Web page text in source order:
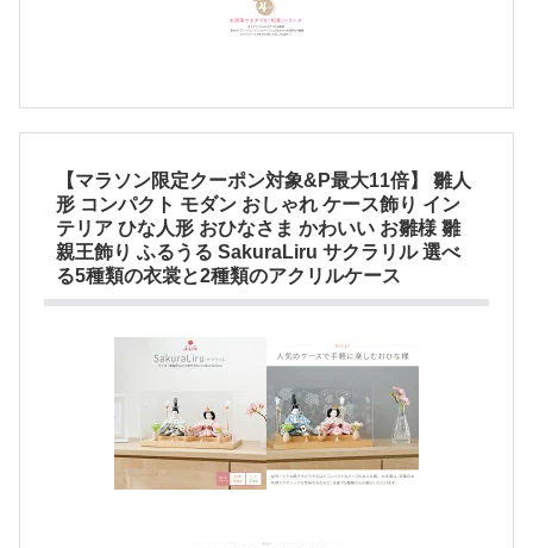
【マラソン限定クーポン対象&P最大11倍】 雛人
形 コンパクト モダン おしゃれ ケース飾り イン
テリア ひな人形 おひなさま かわいい お雛様 雛
親王飾り ふるうる SakuraLiru サクラリル 選べ
る5種類の衣裳と2種類のアクリルケース